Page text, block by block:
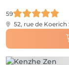
59
52, rue de Koerich